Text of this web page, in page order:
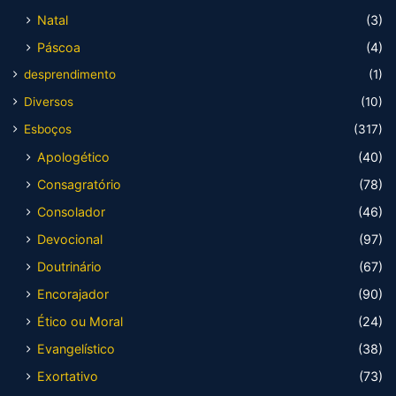
Natal
(3)
Páscoa
(4)
desprendimento
(1)
Diversos
(10)
Esboços
(317)
Apologético
(40)
Consagratório
(78)
Consolador
(46)
Devocional
(97)
Doutrinário
(67)
Encorajador
(90)
Ético ou Moral
(24)
Evangelístico
(38)
Exortativo
(73)